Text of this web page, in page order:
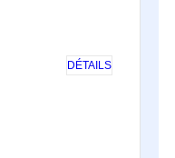
DÉTAILS